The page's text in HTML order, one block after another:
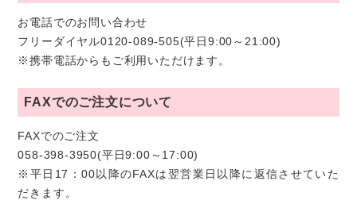
お電話でのお問い合わせ
フリーダイヤル0120-089-505(平日9:00～21:00)
※携帯電話からもご利用いただけます。
FAXでのご注文について
FAXでのご注文
058-398-3950(平日9:00～17:00)
※平日17：00以降のFAXは翌営業日以降に返信させていた
だきます。